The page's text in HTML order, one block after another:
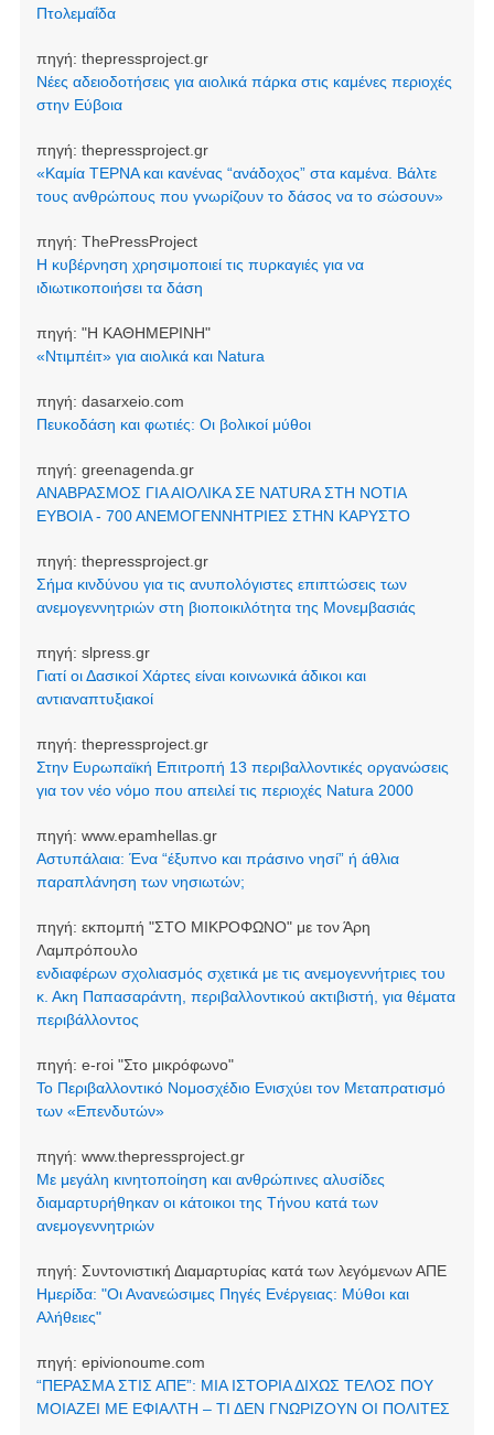
Πτολεμαΐδα
πηγή: thepressproject.gr
Νέες αδειοδοτήσεις για αιολικά πάρκα στις καμένες περιοχές
στην Εύβοια
πηγή: thepressproject.gr
«Καμία ΤΕΡΝΑ και κανένας “ανάδοχος” στα καμένα. Βάλτε
τους ανθρώπους που γνωρίζουν το δάσος να το σώσουν»
πηγή: ThePressProject
Η κυβέρνηση χρησιμοποιεί τις πυρκαγιές για να
ιδιωτικοποιήσει τα δάση
πηγή: "Η ΚΑΘΗΜΕΡΙΝΗ"
«Ντιμπέιτ» για αιολικά και Natura
πηγή: dasarxeio.com
Πευκοδάση και φωτιές: Οι βολικοί μύθοι
πηγή: greenagenda.gr
ΑΝΑΒΡΑΣΜΟΣ ΓΙΑ ΑΙΟΛΙΚΑ ΣΕ NATURA ΣΤΗ ΝΟΤΙΑ
ΕΥΒΟΙΑ - 700 ΑΝΕΜΟΓΕΝΝΗΤΡΙΕΣ ΣΤΗΝ ΚΑΡΥΣΤΟ
πηγή: thepressproject.gr
Σήμα κινδύνου για τις ανυπολόγιστες επιπτώσεις των
ανεμογεννητριών στη βιοποικιλότητα της Μονεμβασιάς
πηγή: slpress.gr
Γιατί οι Δασικοί Χάρτες είναι κοινωνικά άδικοι και
αντιαναπτυξιακοί
πηγή: thepressproject.gr
Στην Ευρωπαϊκή Επιτροπή 13 περιβαλλοντικές οργανώσεις
για τον νέο νόμο που απειλεί τις περιοχές Natura 2000
πηγή: www.epamhellas.gr
Αστυπάλαια: Ένα “έξυπνο και πράσινο νησί” ή άθλια
παραπλάνηση των νησιωτών;
πηγή: εκπομπή "ΣΤΟ ΜΙΚΡΟΦΩΝΟ" με τον Άρη
Λαμπρόπουλο
ενδιαφέρων σχολιασμός σχετικά με τις ανεμογεννήτριες του
κ. Ακη Παπασαράντη, περιβαλλοντικού ακτιβιστή, για θέματα
περιβάλλοντος
πηγή: e-roi "Στο μικρόφωνο"
Το Περιβαλλοντικό Νομοσχέδιο Ενισχύει τον Μεταπρατισμό
των «Επενδυτών»
πηγή: www.thepressproject.gr
Με μεγάλη κινητοποίηση και ανθρώπινες αλυσίδες
διαμαρτυρήθηκαν οι κάτοικοι της Τήνου κατά των
ανεμογεννητριών
πηγή: Συντονιστική Διαμαρτυρίας κατά των λεγόμενων ΑΠΕ
Ημερίδα: "Οι Ανανεώσιμες Πηγές Ενέργειας: Μύθοι και
Αλήθειες"
πηγή: epivionoume.com
“ΠΕΡΑΣΜΑ ΣΤΙΣ ΑΠΕ”: ΜΙΑ ΙΣΤΟΡΙΑ ΔΙΧΩΣ ΤΕΛΟΣ ΠΟΥ
ΜΟΙΑΖΕΙ ΜΕ ΕΦΙΑΛΤΗ – ΤΙ ΔΕΝ ΓΝΩΡΙΖΟΥΝ ΟΙ ΠΟΛΙΤΕΣ